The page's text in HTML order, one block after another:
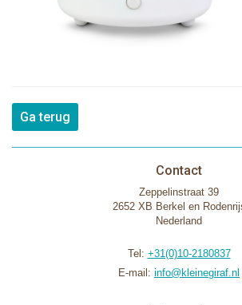
Ga terug
Contact
Zeppelinstraat 39
2652 XB Berkel en
Nederland
Tel: +31(0)10-2180837
E-mail: info@kleinegiraf.nl